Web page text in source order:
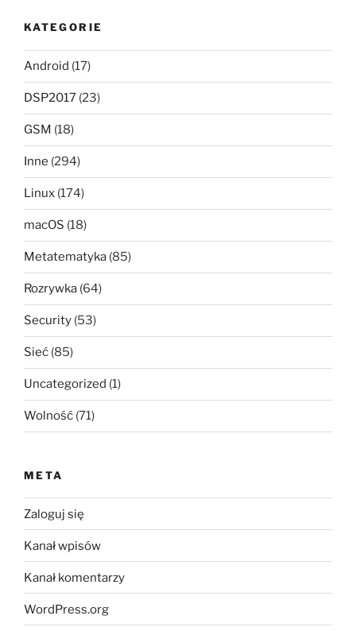
KATEGORIE
Android (17)
DSP2017 (23)
GSM (18)
Inne (294)
Linux (174)
macOS (18)
Metatematyka (85)
Rozrywka (64)
Security (53)
Sieć (85)
Uncategorized (1)
Wolność (71)
META
Zaloguj się
Kanał wpisów
Kanał komentarzy
WordPress.org